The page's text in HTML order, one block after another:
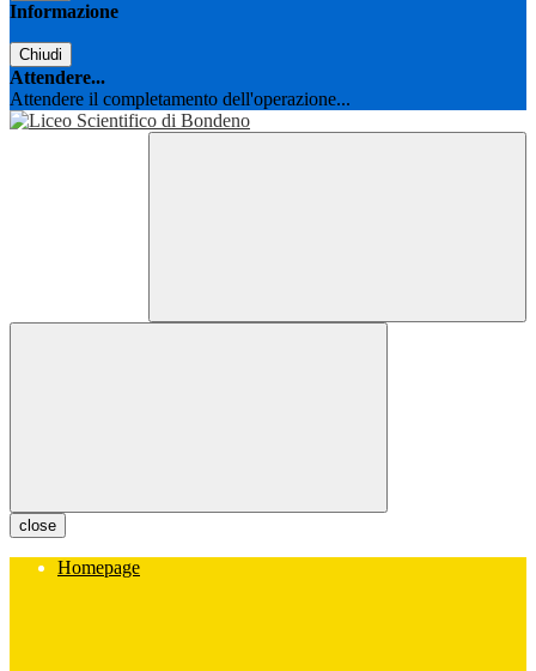
Informazione
Chiudi
Attendere...
Attendere il completamento dell'operazione...
close
Homepage